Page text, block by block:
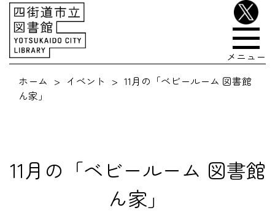
メニュー
ホーム
イベント
11月の「ベビールーム 図書館
ん家」
11月の「ベビールーム 図書館
ん家」